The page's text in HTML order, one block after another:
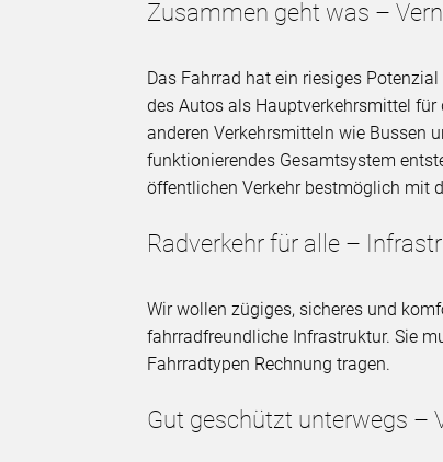
Zusammen geht was –
Das Fahrrad hat ein riesiges
des Autos als Hauptverkehrsmittel
anderen Verkehrsmitteln wie Bussen
funktionierendes Gesamtsystem
öffentlichen Verkehr bestmöglich mit
Radverkehr für alle –
Wir wollen zügiges, sicheres und
fahrradfreundliche Infrastruktur. Sie
Fahrradtypen Rechnung tragen.
Gut geschützt unterwegs –